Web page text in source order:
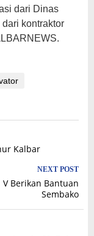
dari Dinas
kontraktor
Kalbar
NEXT POST
V Berikan Bantuan
Sembako